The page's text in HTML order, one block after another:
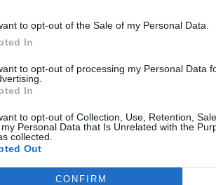
to opt-out of the Sale of my Personal Data.
In
to opt-out of processing my Personal Data
In
to opt-out of Collection, Use, Retention,
Personal Data that Is Unrelated with the
collected.
Out
CONFIRM